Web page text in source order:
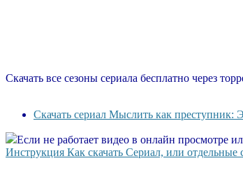
Скачать все сезоны сериала бесплатно через
Скачать сериал Мыслить как преступник:
Если не работает видео в онлайн просмотре
Инструкция Как скачать Сериал, или отдельные